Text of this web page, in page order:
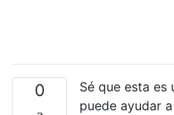
0
Sé que esta es
puede ayudar